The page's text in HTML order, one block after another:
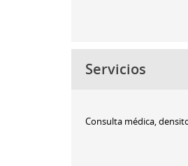
Servicios
Consulta médica,